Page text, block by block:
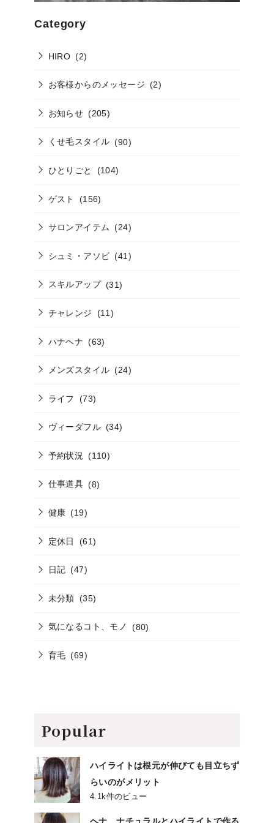
Category
HIRO (2)
お客様からのメッセージ (2)
お知らせ (205)
くせ毛スタイル (90)
ひとりごと (104)
ゲスト (156)
サロンアイテム (24)
シュミ・アソビ (41)
スキルアップ (31)
チャレンジ (11)
ハナヘナ (63)
メンズスタイル (24)
ライフ (73)
ヴィーダフル (34)
予約状況 (110)
仕事道具 (8)
健康 (19)
定休日 (61)
日記 (47)
未分類 (35)
気になるコト、モノ (80)
育毛 (69)
Popular
ハイライトは根元が伸びても目立ちず
らいのがメリット
4.1k件のビュー